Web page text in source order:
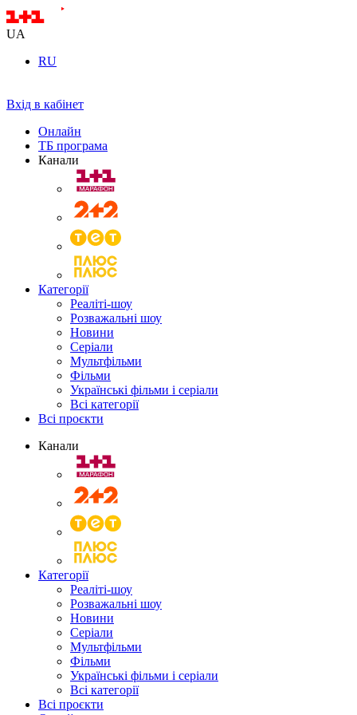
UA
RU
Вхід в кабінет
Онлайн
ТБ програма
Канали
Категорії
Реаліті-шоу
Розважальні шоу
Новини
Серіали
Мультфільми
Фільми
Українські фільми і серіали
Всі категорії
Всі проєкти
Канали
Категорії
Реаліті-шоу
Розважальні шоу
Новини
Серіали
Мультфільми
Фільми
Українські фільми і серіали
Всі категорії
Всі проєкти